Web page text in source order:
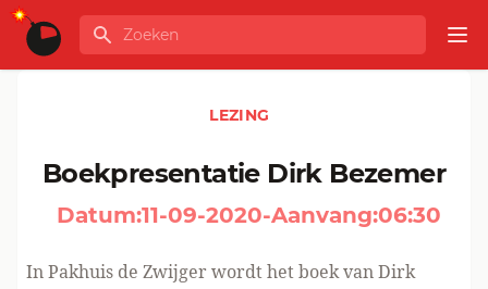
Ga naar de inhoud
GLOBALINFO
Zoeken
LEZING
Boekpresentatie Dirk Bezemer
Datum:11-09-2020-Aanvang:06:30
In Pakhuis de Zwijger wordt het boek van Dirk